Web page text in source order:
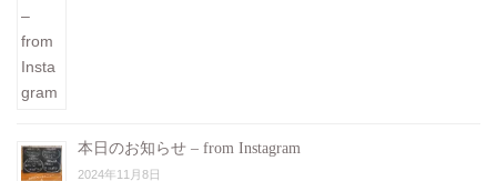
本日のお知らせ – from Instagram
2024年11月8日